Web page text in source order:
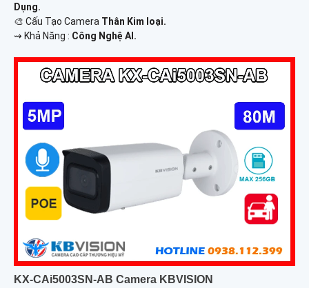
Dụng.
🎨 Cấu Tạo Camera Thân Kim loại.
️⇝ Khả Năng : Công Nghệ AI.
KX-CAi5003SN-AB Camera KBVISION